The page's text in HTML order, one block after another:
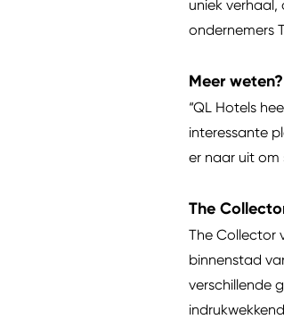
uniek
ondernemers
Meer weten?
“QL Hotels
interessante
er naar uit om
The
The Collector
binnenstad
verschillende